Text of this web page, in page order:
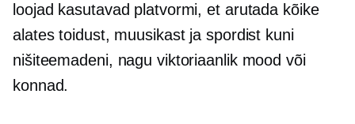
loojad kasutavad platvormi, et arutada kõike
alates toidust, muusikast ja spordist kuni
nišiteemadeni, nagu viktoriaanlik mood või
konnad.